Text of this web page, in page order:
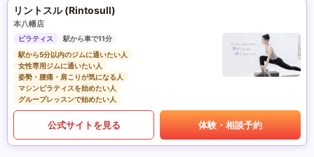
リントスル (Rintosull)
本八幡店
ピラティス
駅から車で11分
駅から5分以内のジムに通いたい人
女性専用ジムに通いたい人
姿勢・腰痛・肩こりが気になる人
マシンピラティスを始めたい人
グループレッスンで始めたい人
公式サイトを見る 体験・相談予約